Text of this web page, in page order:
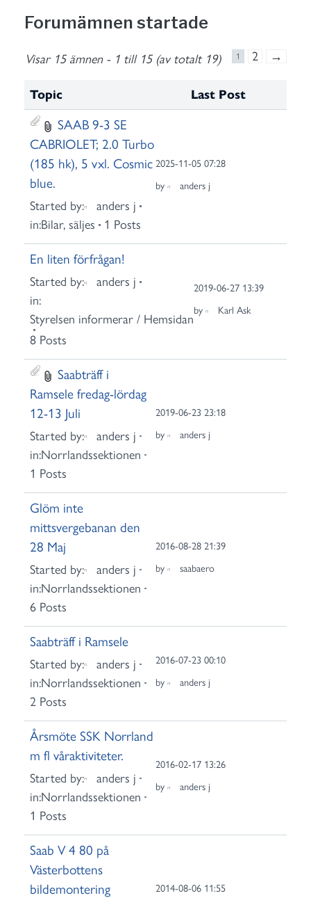
a
r
c
o
Forumämnen startade
Visar 15 ämnen - 1 till 15 (av totalt 19) 1 2 →
Topic Last Post
SAAB 9-3 SE
CABRIOLET; 2.0 Turbo
(185 hk), 5 vxl. Cosmic
blue.
Started by:
anders j
in:Bilar, säljes 1 Posts
2025-11-05 07:28
by
anders j
En liten förfrågan!
Started by:
anders j
in:
Styrelsen informerar / Hemsidan
8 Posts
2019-06-27 13:39
by
Karl Ask
Saabträff i
Ramsele fredag-lördag
12-13 Juli
Started by:
anders j
in:Norrlandssektionen
1 Posts
2019-06-23 23:18
by
anders j
Glöm inte
mittsvergebanan den
28 Maj
Started by:
anders j
in:Norrlandssektionen
6 Posts
2016-08-28 21:39
by
saabaero
Saabträff i Ramsele
Started by:
anders j
in:Norrlandssektionen
2 Posts
2016-07-23 00:10
by
anders j
Årsmöte SSK Norrland
m fl våraktiviteter.
Started by:
anders j
in:Norrlandssektionen
1 Posts
2016-02-17 13:26
by
anders j
Saab V 4 80 på
Västerbottens
bildemontering
2014-08-06 11:55